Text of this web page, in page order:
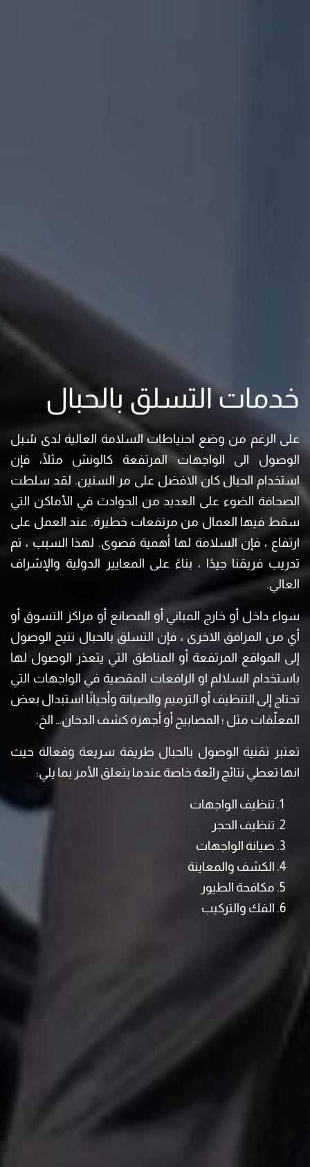
خدمات التسلق بالحبال
على الرغم من وضع احتياطات السلامة العالية لدى سُبل
الوصول الى الواجهات المرتفعة كالونش مثلًا، فإن
استخدام الحبال كان الافضل على مر السنين. لقد سلطت
الصحافة الضوء على العديد من الحوادث في الأماكن التي
سقط فيها العمال من مرتفعات خطيرة. عند العمل على
ارتفاع ، فإن السلامة لها أهمية قصوى. لهذا السبب ، تم
تدريب فريقنا جيدًا ، بناءً على المعايير الدولية والإشراف
العالي.
سواء داخل أو خارج المباني أو المصانع أو مراكز التسوق أو
أي من المرافق الاخرى ، فإن التسلق بالحبال تتيح الوصول
إلى المواقع المرتفعة أو المناطق التي يتعذر الوصول لها
باستخدام السلالم او الرافعات المقصية في الواجهات التي
تحتاج إلى التنظيف أو الترميم والصيانة وأحيانًا استبدال بعض
المعلّقات مثل ؛ المصابيح أو أجهزة كشف الدخان… الخ.
تعتبر تقنية الوصول بالحبال طريقة سريعة وفعالة حيث
انها تعطي نتائج رائعة خاصة عندما يتعلق الأمر بما يلي:
تنظيف الواجهات
تنظيف الحجر
صيانة الواجهات
الكشف والمعاينة
مكافحة الطيور
الفك والتركيب